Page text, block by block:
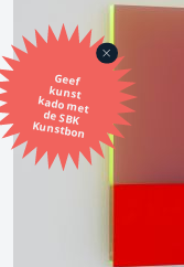
Geef
kunst
kado met
de SBK
Kunstbon